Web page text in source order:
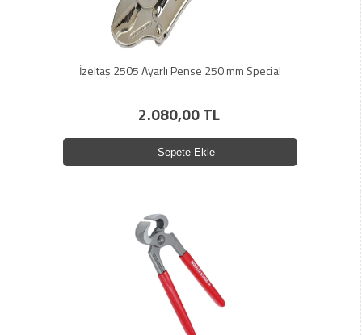
İzeltaş 2505 Ayarlı Pense 250 mm Special
2.080,00 TL
Sepete Ekle